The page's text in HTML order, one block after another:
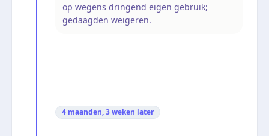
op wegens dringend eigen gebruik;
gedaagden weigeren.
4 maanden, 3 weken later